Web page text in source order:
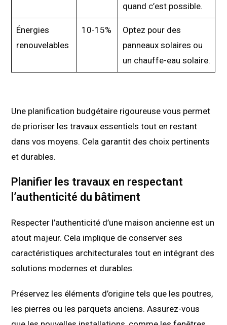
quand c’est possible.
Énergies
renouvelables
10-15%
Optez pour des
panneaux solaires ou
un chauffe-eau solaire.
Une planification budgétaire rigoureuse vous permet
de prioriser les travaux essentiels tout en restant
dans vos moyens. Cela garantit des choix pertinents
et durables.
Planifier les travaux en respectant
l’authenticité du bâtiment
Respecter l’authenticité d’une maison ancienne est un
atout majeur. Cela implique de conserver ses
caractéristiques architecturales tout en intégrant des
solutions modernes et durables.
Préservez les éléments d’origine tels que les poutres,
les pierres ou les parquets anciens. Assurez-vous